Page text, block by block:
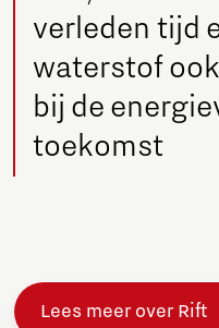
verleden tijd
waterstof
bij de
toekomst
Lees meer over Rift